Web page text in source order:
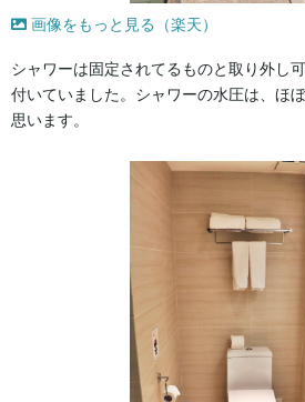
画像をもっと見る（楽天）
シャワーは固定されてるものと取り外し
付いていました。シャワーの水圧は、ほ
思います。